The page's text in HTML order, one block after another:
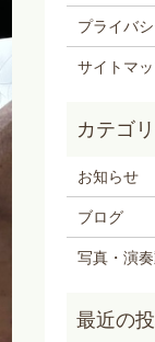
プライバ
サイトマ
お知らせ
ブログ
写真・演